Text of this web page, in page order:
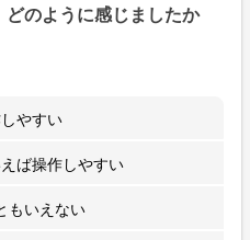
のように感じましたか
やすい
ば操作しやすい
もいえない